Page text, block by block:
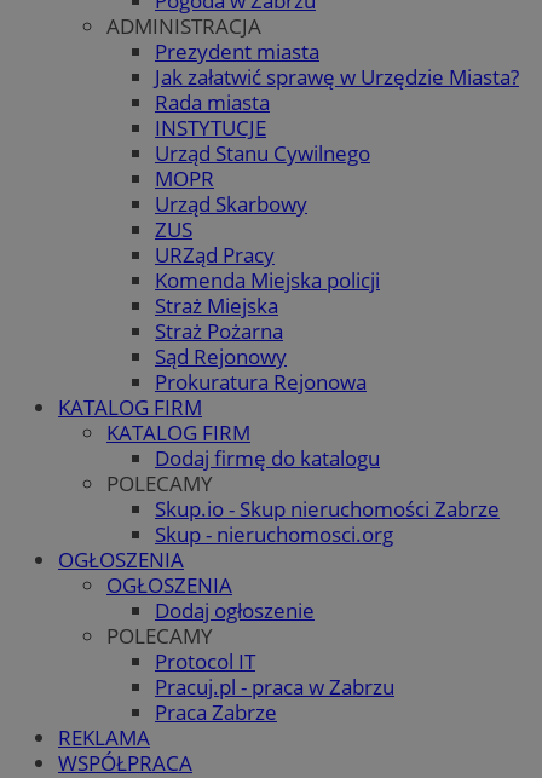
ADMINISTRACJA
Prezydent miasta
Jak załatwić sprawę w Urzędzie Miasta?
Rada miasta
INSTYTUCJE
Urząd Stanu Cywilnego
MOPR
Urząd Skarbowy
ZUS
URZąd Pracy
Komenda Miejska policji
Straż Miejska
Straż Pożarna
Sąd Rejonowy
Prokuratura Rejonowa
KATALOG FIRM
KATALOG FIRM
Dodaj firmę do katalogu
POLECAMY
Skup.io - Skup nieruchomości Zabrze
Skup - nieruchomosci.org
OGŁOSZENIA
OGŁOSZENIA
Dodaj ogłoszenie
POLECAMY
Protocol IT
Pracuj.pl - praca w Zabrzu
Praca Zabrze
REKLAMA
WSPÓŁPRACA